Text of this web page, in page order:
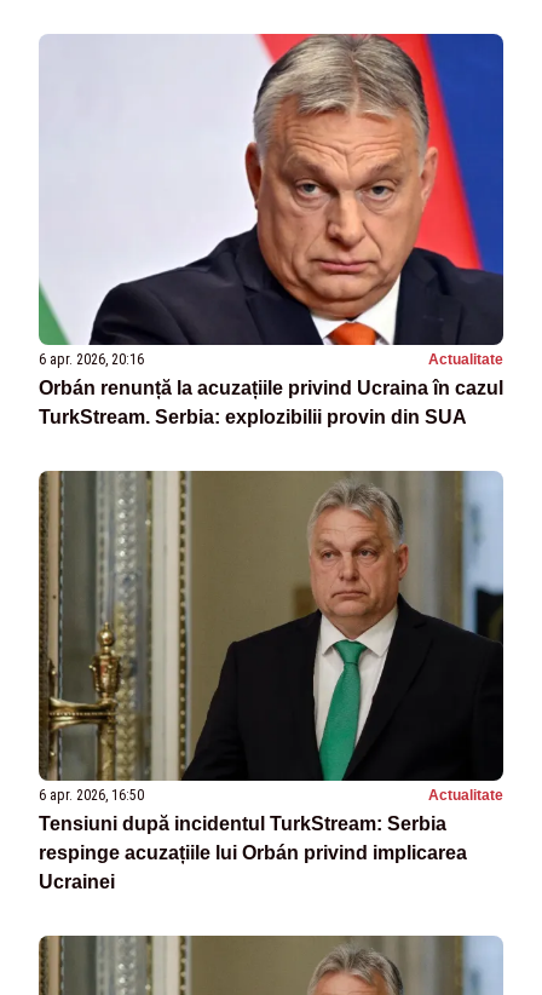
6 apr. 2026, 20:16 Actualitate
Orbán renunță la acuzațiile privind Ucraina în cazul
TurkStream. Serbia: explozibilii provin din SUA
6 apr. 2026, 16:50 Actualitate
Tensiuni după incidentul TurkStream: Serbia
respinge acuzațiile lui Orbán privind implicarea
Ucrainei